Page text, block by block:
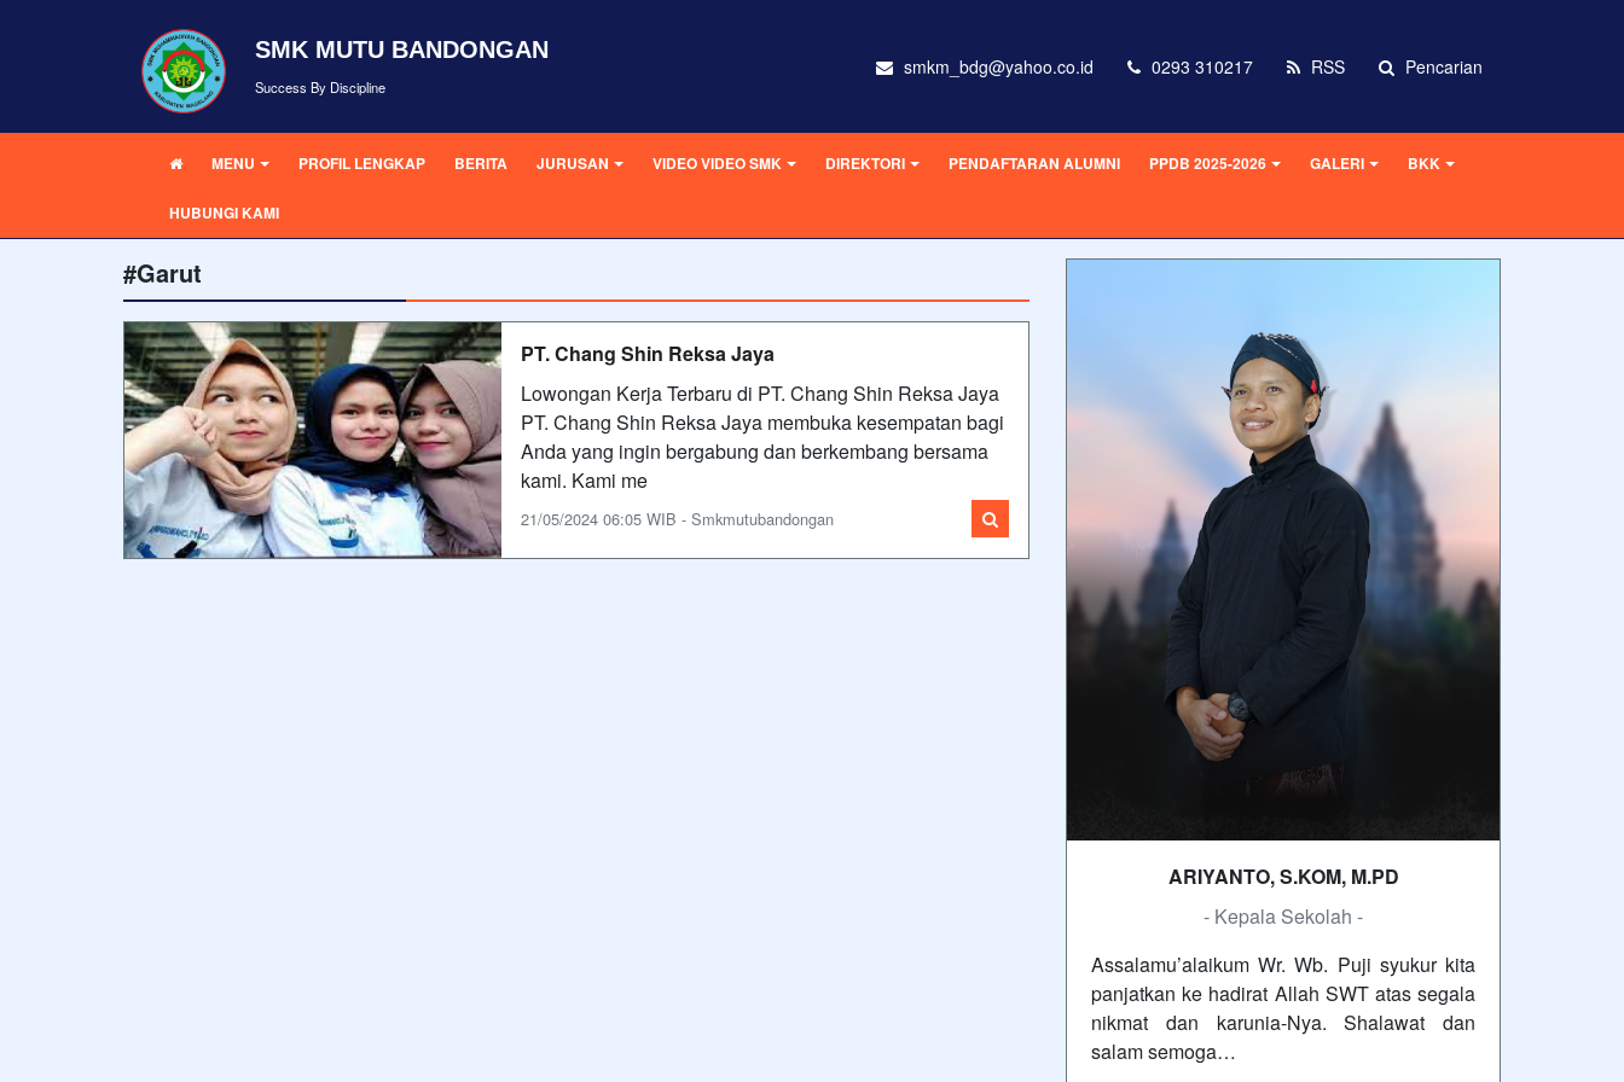
SMK MUTU BANDONGAN
Success By Discipline
smkm_bdg@yahoo.co.id 0293 310217 RSS Pencarian
MENU PROFIL LENGKAP BERITA JURUSAN VIDEO VIDEO SMK DIREKTORI PENDAFTARAN ALUMNI PPDB 2025-2026 GALERI BKK
HUBUNGI KAMI
#Garut
PT. Chang Shin Reksa Jaya
Lowongan Kerja Terbaru di PT. Chang Shin Reksa Jaya
PT. Chang Shin Reksa Jaya membuka kesempatan bagi
Anda yang ingin bergabung dan berkembang bersama
kami. Kami me
21/05/2024 06:05 WIB - Smkmutubandongan
ARIYANTO, S.KOM, M.PD
- Kepala Sekolah -
Assalamu’alaikum Wr. Wb. Puji syukur kita
panjatkan ke hadirat Allah SWT atas segala
nikmat dan karunia-Nya. Shalawat dan
salam semoga…